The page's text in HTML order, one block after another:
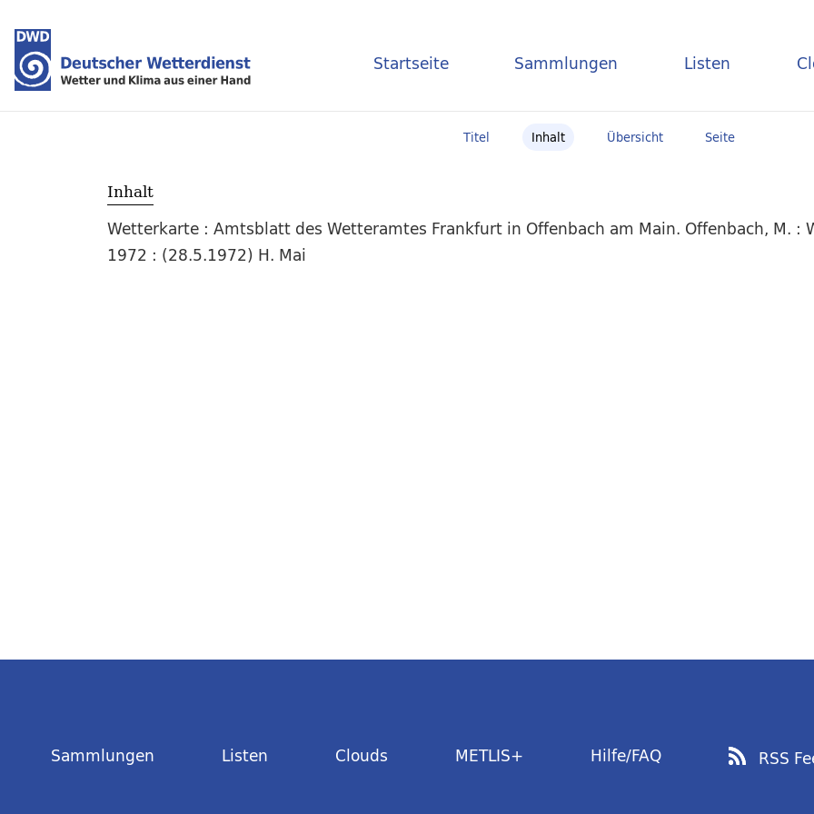
Startseite Sammlungen Listen
Titel Inhalt Übersicht Seite
Inhalt
Wetterkarte : Amtsblatt des Wetteramtes Frankfurt in Offenbach am Main. Offenbach, M.
1972 : (28.5.1972) H. Mai
Sammlungen Listen Clouds METLIS+ Hilfe/FAQ RSS